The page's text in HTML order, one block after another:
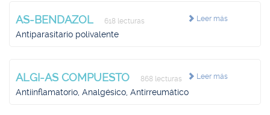
Leer más
AS-BENDAZOL 618 lecturas
Antiparasitario polivalente
Leer más
ALGI-AS COMPUESTO 868 lecturas
Antiinflamatorio, Analgésico, Antirreumático